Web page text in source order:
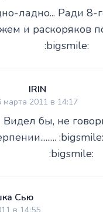
ладно... Ради 8-
и раскоряков
:bigsmile:
IRIN
марта 2011 в 14:17
Видел бы, не
:bigsmile:
Сью
в 14:55